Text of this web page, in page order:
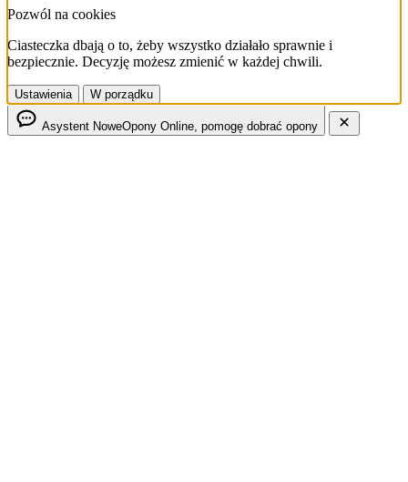
Pozwól na cookies
Ciasteczka dbają o to, żeby wszystko działało sprawnie i
bezpiecznie. Decyzję możesz zmienić w każdej chwili.
Ustawienia W porządku
Asystent NoweOpony Online, pomogę dobrać opony